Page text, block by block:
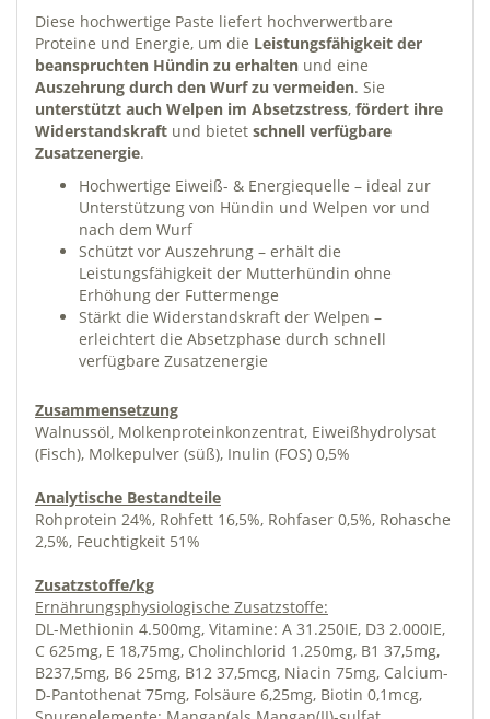
Diese hochwertige Paste liefert hochverwertbare
Proteine und Energie, um die Leistungsfähigkeit der
beanspruchten Hündin zu erhalten und eine
Auszehrung durch den Wurf zu vermeiden. Sie
unterstützt auch Welpen im Absetzstress, fördert ihre
Widerstandskraft und bietet schnell verfügbare
Zusatzenergie.
Hochwertige Eiweiß- & Energiequelle – ideal zur
Unterstützung von Hündin und Welpen vor und
nach dem Wurf
Schützt vor Auszehrung – erhält die
Leistungsfähigkeit der Mutterhündin ohne
Erhöhung der Futtermenge
Stärkt die Widerstandskraft der Welpen –
erleichtert die Absetzphase durch schnell
verfügbare Zusatzenergie
Zusammensetzung
Walnussöl, Molkenproteinkonzentrat, Eiweißhydrolysat
(Fisch), Molkepulver (süß), Inulin (FOS) 0,5%
Analytische Bestandteile
Rohprotein 24%, Rohfett 16,5%, Rohfaser 0,5%, Rohasche
2,5%, Feuchtigkeit 51%
Zusatzstoffe/kg
Ernährungsphysiologische Zusatzstoffe:
DL-Methionin 4.500mg, Vitamine: A 31.250IE, D3 2.000IE,
C 625mg, E 18,75mg, Cholinchlorid 1.250mg, B1 37,5mg,
B237,5mg, B6 25mg, B12 37,5mcg, Niacin 75mg, Calcium-
D-Pantothenat 75mg, Folsäure 6,25mg, Biotin 0,1mcg,